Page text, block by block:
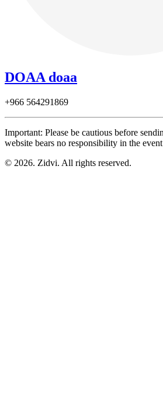
DOAA doaa
+966 564291869
Important: Please be cautious before
website bears no responsibility in the
© 2026. Zidvi. All rights reserved.